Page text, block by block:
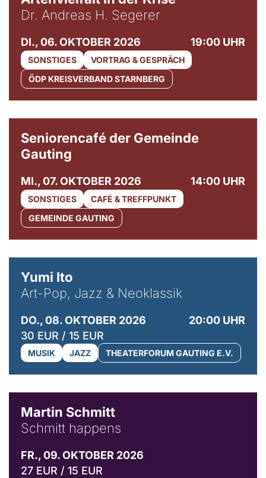
Dr. Andreas H. Segerer
DI., 06. OKTOBER 2026 19:00 UHR
SONSTIGES
VORTRAG & GESPRÄCH
ÖDP KREISVERBAND STARNBERG
Seniorencafé der Gemeinde
Gauting
MI., 07. OKTOBER 2026 14:00 UHR
SONSTIGES
CAFÉ & TREFFPUNKT
GEMEINDE GAUTING
Yumi Ito
Art-Pop, Jazz & Neoklassik
DO., 08. OKTOBER 2026
20:00 UHR
30 EUR / 15 EUR
MUSIK JAZZ THEATERFORUM GAUTING E.V.
Martin Schmitt
Schmitt happens
FR., 09. OKTOBER 2026
27 EUR / 15 EUR